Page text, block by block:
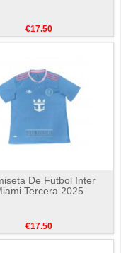
€17.50
De Futbol Inter
Tercera 2025
€17.50